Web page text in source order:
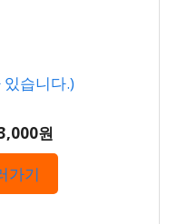
습니다.)
원
가기